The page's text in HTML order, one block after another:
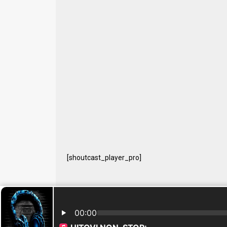
[shoutcast_player_pro]
© 2024 Free Radio Prijedor. Sva prava zaštićena